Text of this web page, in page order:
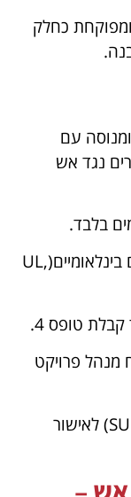
ומפוקחת כחלק
עם
נגד אש
בלבד.
✅ התאמה לתקן ישראלי 931 ולתקנים בינלאומיים(UL,
טופס 4.
מנהל פרויקט
✅ הגשת תיק מסמכים מלא (SUBMITAL) לאישור